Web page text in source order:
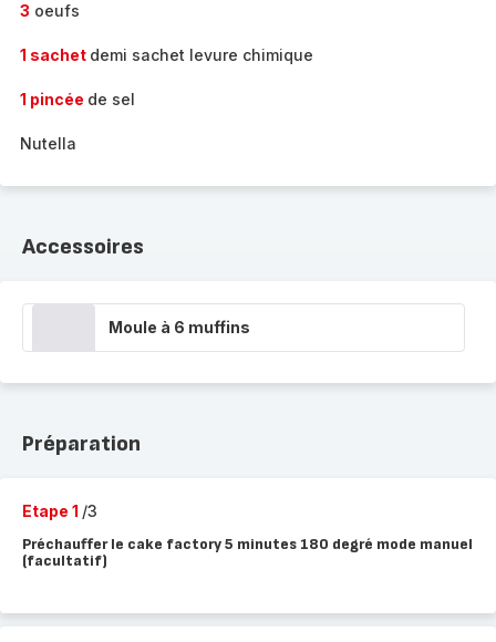
3 oeufs
1 sachet demi sachet levure chimique
1 pincée de sel
Nutella
Accessoires
Moule à 6 muffins
Préparation
Etape 1 /3
Préchauffer le cake factory 5 minutes 180 degré mode manuel
(facultatif)